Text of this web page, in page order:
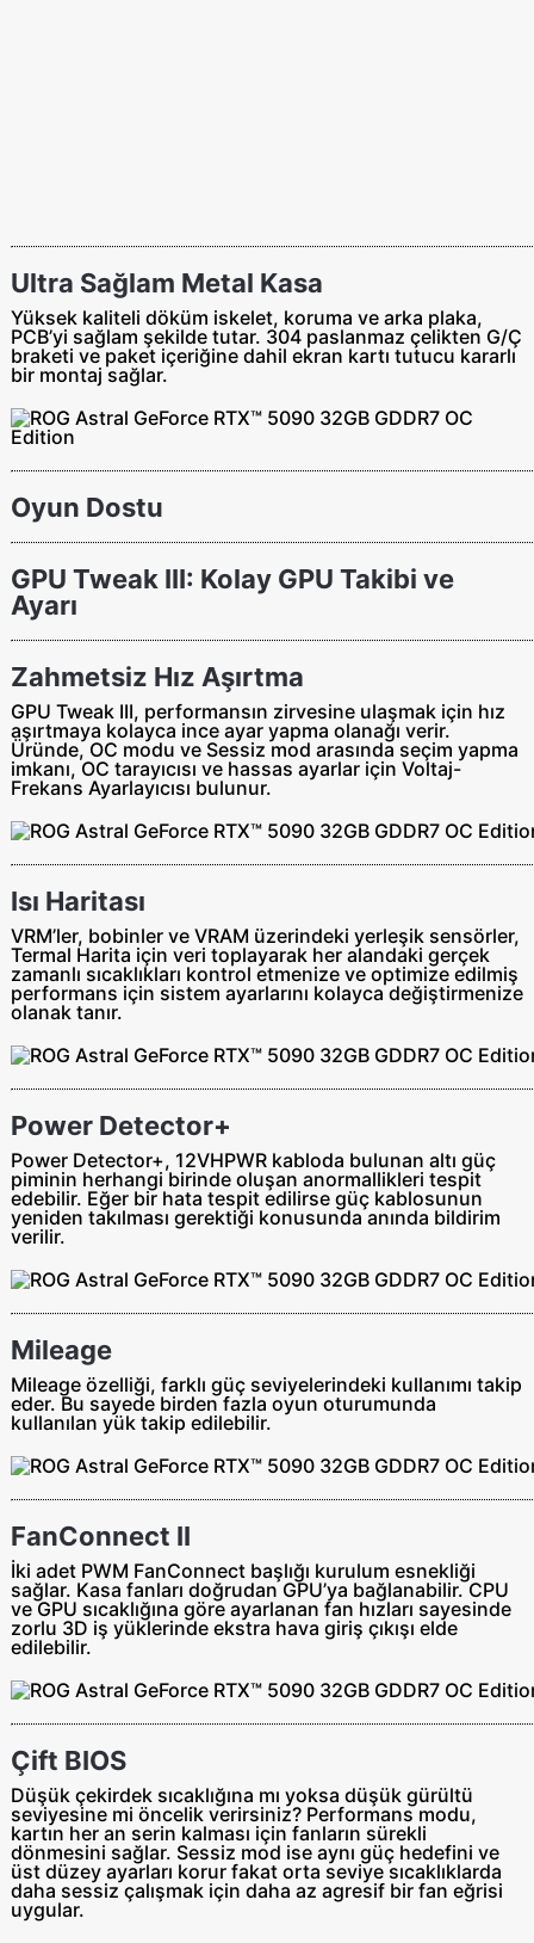
Ultra Sağlam Metal Kasa
Yüksek kaliteli döküm iskelet, koruma ve arka plaka,
PCB’yi sağlam şekilde tutar. 304 paslanmaz çelikten G/Ç
braketi ve paket içeriğine dahil ekran kartı tutucu kararlı
bir montaj sağlar.
Oyun Dostu
GPU Tweak III: Kolay GPU Takibi ve
Ayarı
Zahmetsiz Hız Aşırtma
GPU Tweak III, performansın zirvesine ulaşmak için hız
aşırtmaya kolayca ince ayar yapma olanağı verir.
Üründe, OC modu ve Sessiz mod arasında seçim yapma
imkanı, OC tarayıcısı ve hassas ayarlar için Voltaj-
Frekans Ayarlayıcısı bulunur.
Isı Haritası
VRM’ler, bobinler ve VRAM üzerindeki yerleşik sensörler,
Termal Harita için veri toplayarak her alandaki gerçek
zamanlı sıcaklıkları kontrol etmenize ve optimize edilmiş
performans için sistem ayarlarını kolayca değiştirmenize
olanak tanır.
Power Detector+
Power Detector+, 12VHPWR kabloda bulunan altı güç
piminin herhangi birinde oluşan anormallikleri tespit
edebilir. Eğer bir hata tespit edilirse güç kablosunun
yeniden takılması gerektiği konusunda anında bildirim
verilir.
Mileage
Mileage özelliği, farklı güç seviyelerindeki kullanımı takip
eder. Bu sayede birden fazla oyun oturumunda
kullanılan yük takip edilebilir.
FanConnect II
İki adet PWM FanConnect başlığı kurulum esnekliği
sağlar. Kasa fanları doğrudan GPU’ya bağlanabilir. CPU
ve GPU sıcaklığına göre ayarlanan fan hızları sayesinde
zorlu 3D iş yüklerinde ekstra hava giriş çıkışı elde
edilebilir.
Çift BIOS
Düşük çekirdek sıcaklığına mı yoksa düşük gürültü
seviyesine mi öncelik verirsiniz? Performans modu,
kartın her an serin kalması için fanların sürekli
dönmesini sağlar. Sessiz mod ise aynı güç hedefini ve
üst düzey ayarları korur fakat orta seviye sıcaklıklarda
daha sessiz çalışmak için daha az agresif bir fan eğrisi
uygular.